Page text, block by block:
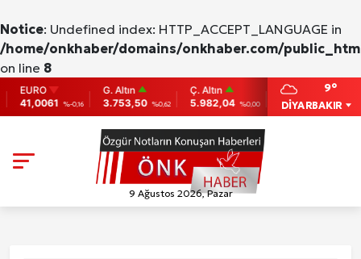
Notice: Undefined index: HTTP_ACCEPT_LANGUAGE in
/home/onkhaber/domains/onkhaber.com/
on line 8
EURO
41,0061
%-0,16
G. Altın
3.753,50
%0,62
Ç. Altın
5.982,04
%0,00
BIST
9.775 0
DİYARBAKIR
9°
9 Ağustos 2026, Pazar